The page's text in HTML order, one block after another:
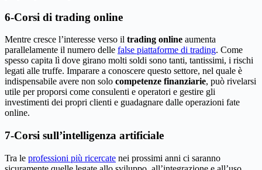
6-Corsi di trading online
Mentre cresce l’interesse verso il trading online aumenta
parallelamente il numero delle false piattaforme di trading. Come
spesso capita lì dove girano molti soldi sono tanti, tantissimi, i rischi
legati alle truffe. Imparare a conoscere questo settore, nel quale è
indispensabile avere non solo competenze finanziarie, può rivelarsi
utile per proporsi come consulenti e operatori e gestire gli
investimenti dei propri clienti e guadagnare dalle operazioni fate
online.
7-Corsi sull’intelligenza artificiale
Tra le professioni più ricercate nei prossimi anni ci saranno